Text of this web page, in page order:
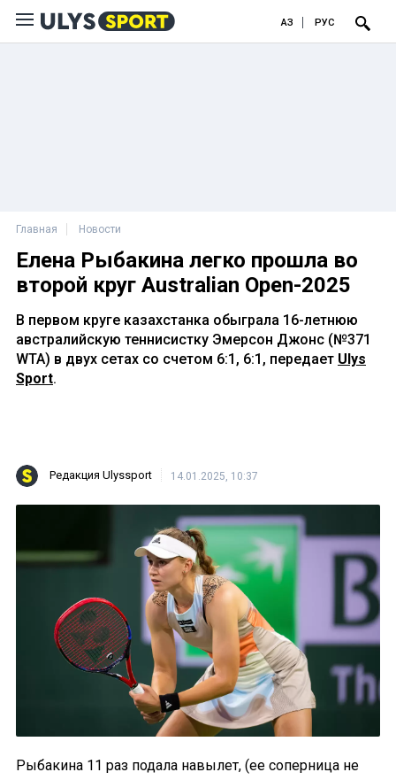
ҚАЗ РУС
Главная Новости
Елена Рыбакина легко прошла во
второй круг Australian Open-2025
В первом круге казахстанка обыграла 16-летнюю
австралийскую теннисистку Эмерсон Джонс (№371
WTA) в двух сетах со счетом 6:1, 6:1, передает Ulys
Sport.
Редакция Ulyssport 14.01.2025, 10:37
Рыбакина 11 раз подала навылет, (ее соперница не